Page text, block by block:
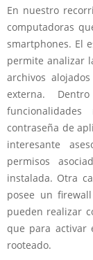
En nuestro
computadoras
smartphones. El
permite analizar
archivos
externa.
contraseña de
interesante
permisos
instalada. Otra
posee un
pueden realizar
que para activar
rooteado.